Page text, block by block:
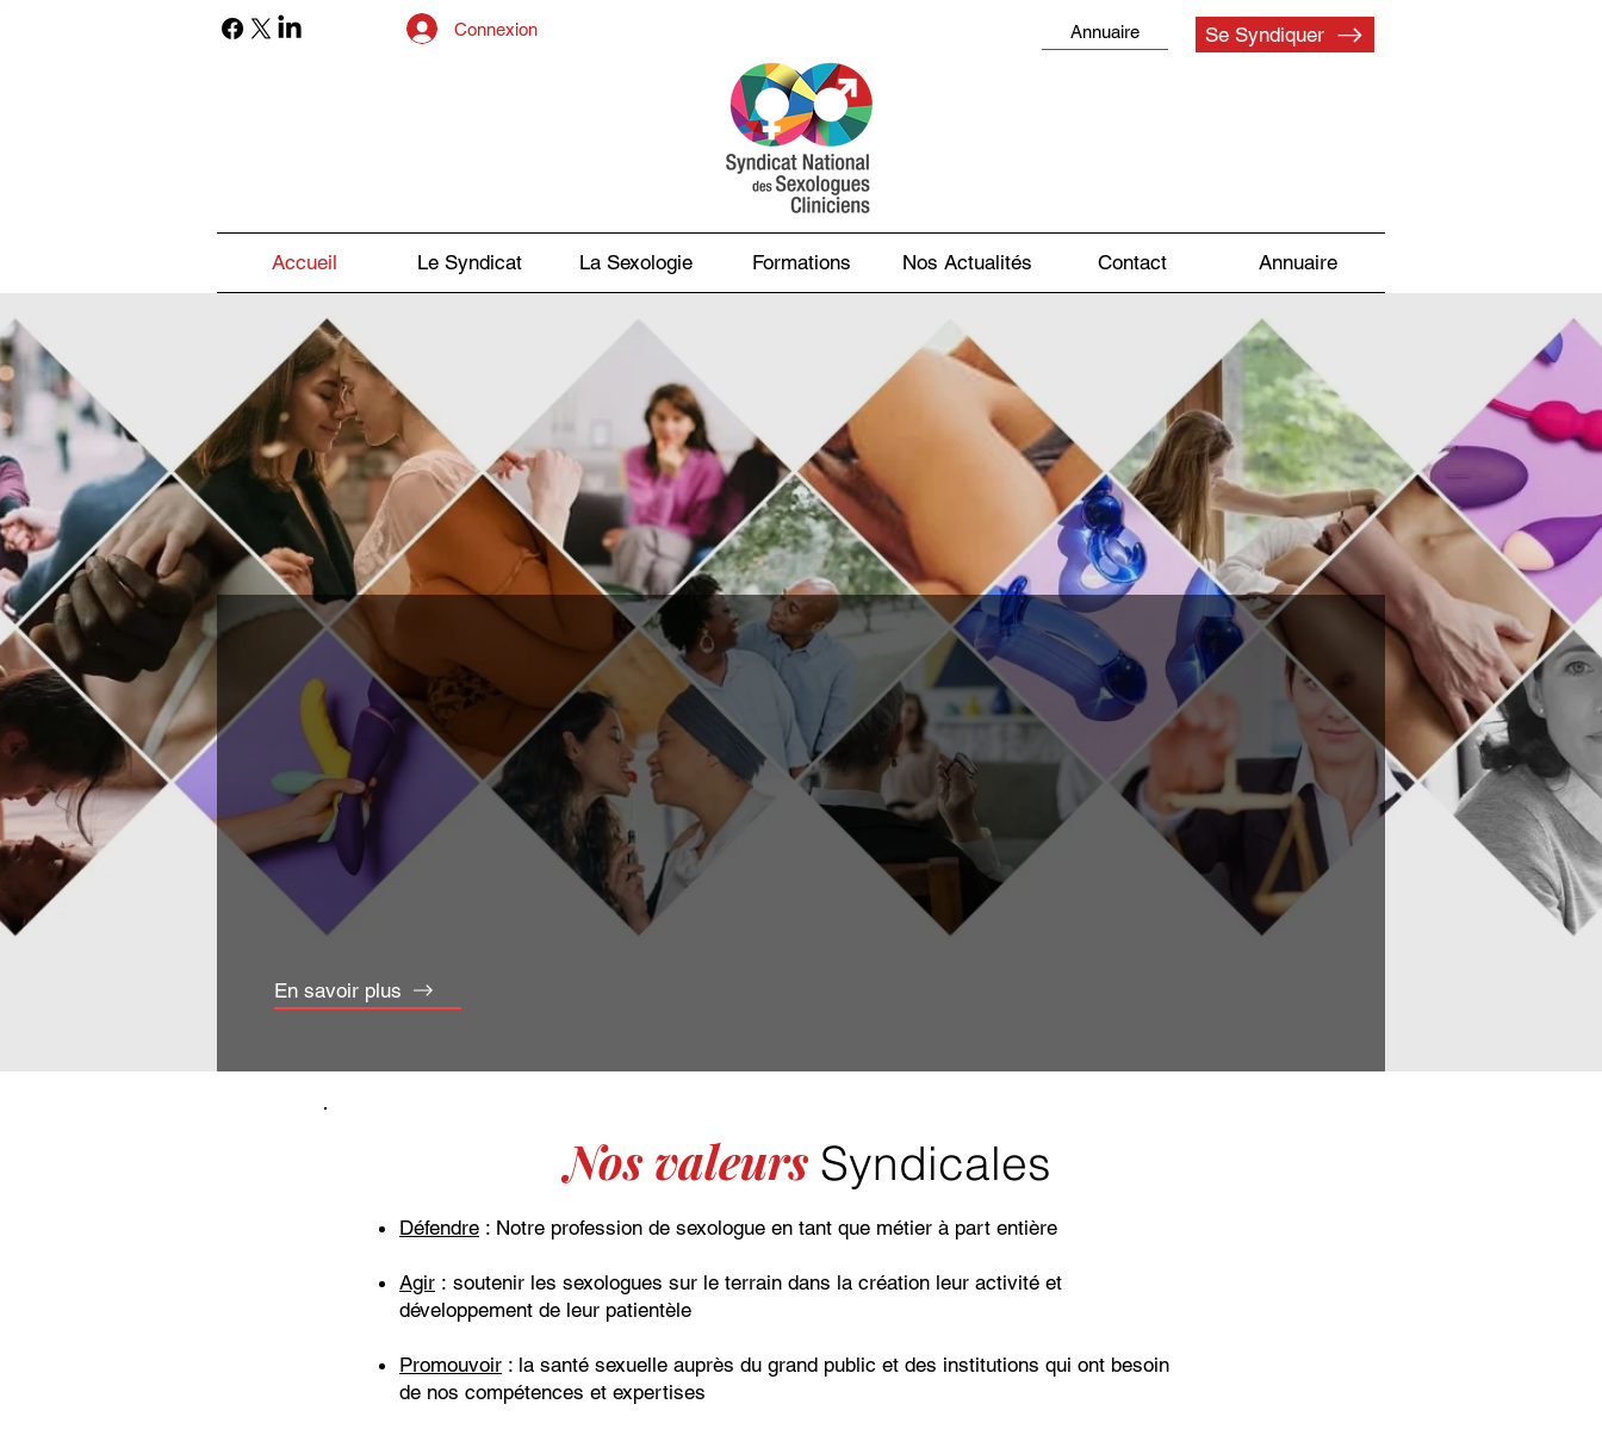
Se Syndiquer
Connexion Annuaire
Accueil Le Syndicat La Sexologie Formations Nos Actualités Contact Annuaire
Premier Syndicat de
Sexologie en France
Depuis 1980, la seule organisation syndicale en France qui réunit
les Sexologues
Cliniciens dans une démarche collaborative interdisciplinaire.
Ensemble, construisons les fondations de notre profession, pour une prise en compte des
individus dans leur globalité et leur diversité.
En savoir plus
Nos valeurs Syndicales
Défendre : Notre profession de sexologue en tant que métier à part entière
Agir : soutenir les sexologues sur le terrain dans la création leur activité et
développement de leur patientèle
Promouvoir : la santé sexuelle auprès du grand public et des institutions qui ont besoin
de nos compétences et expertises